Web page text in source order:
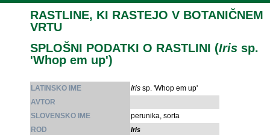
RASTLINE, KI RASTEJO V BOTANIČNEM
VRTU
SPLOŠNI PODATKI O RASTLINI (Iris sp.
'Whop em up')
LATINSKO IME Iris sp. 'Whop em up'
AVTOR
SLOVENSKO IME
perunika, sorta
ROD
Iris